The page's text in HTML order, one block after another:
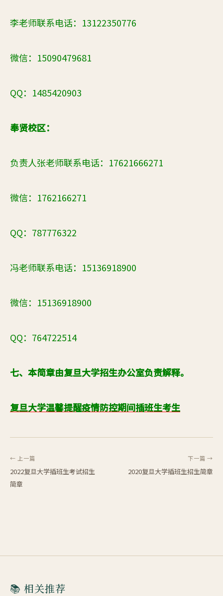
李老师联系电话：13122350776
微信：15090479681
QQ：1485420903
奉贤校区：
负责人张老师联系电话：17621666271
微信：1762166271
QQ：787776322
冯老师联系电话：15136918900
微信：15136918900
QQ：764722514
七、本简章由复旦大学招生办公室负责解释。
复旦大学温馨提醒疫情防控期间插班生考生
← 上一篇
2022复旦大学插班生考试招生
简章
下一篇 →
2020复旦大学插班生招生简章
📚 相关推荐